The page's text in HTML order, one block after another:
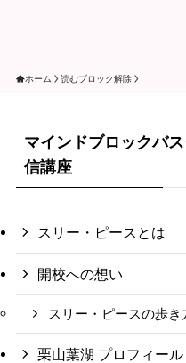
ホーム 読むブロック解除
マインドブロックバ
信講座
スリー・ピースとは
開校への想い
スリー・ピースの歩き
栗山葉湖 プロフィール